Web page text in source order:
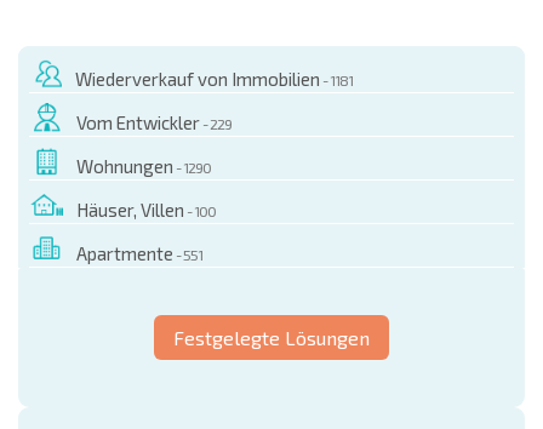
Wiederverkauf von Immobilien - 1181
Vom Entwickler - 229
Wohnungen - 1290
Häuser, Villen - 100
Apartmente - 551
Festgelegte Lösungen